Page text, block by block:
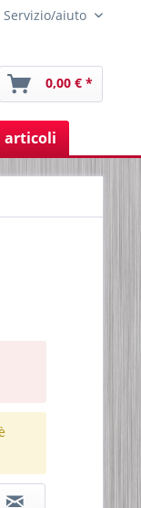
Servizio/aiuto
0,00 € *
articoli